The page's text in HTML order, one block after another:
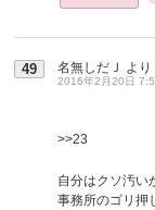
49 名無しだＪ より
2016年2月20日
>>23
自分はクソ汚い
事務所のゴリ押